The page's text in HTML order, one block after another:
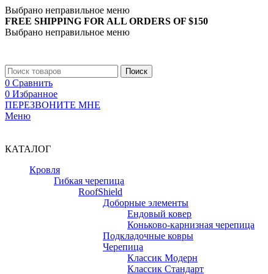
Выбрано неправильное меню
FREE SHIPPING FOR ALL ORDERS OF $150
Выбрано неправильное меню
Поиск
0 Сравнить
0 Избранное
ПЕРЕЗВОНИТЕ МНЕ
Меню
КАТАЛОГ
Кровля
Гибкая черепица
RoofShield
Доборные элементы
Ендовый ковер
Коньково-карнизная черепица
Подкладочные ковры
Черепица
Классик Модерн
Классик Стандарт